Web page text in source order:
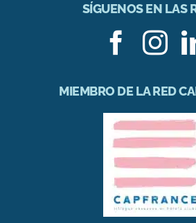
SÍGUENOS EN LAS
MIEMBRO DE LA RED